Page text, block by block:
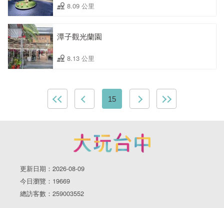
8.09 公里
潭子觀光蘭園
8.13 公里
15
更新日期：2026-08-09
今日瀏覽：19669
總訪客數：259003552